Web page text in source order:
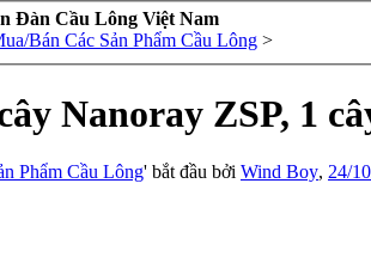
Đàn Cầu Lông Việt Nam
Bán Các Sản Phẩm Cầu Lông >
Nanoray ZSP, 1
Phẩm Cầu Lông' bắt đầu bởi Wind Boy, 24/